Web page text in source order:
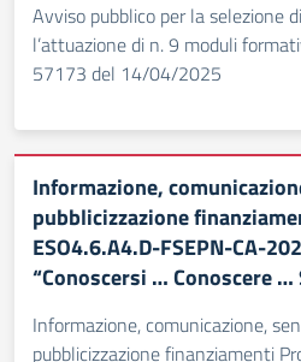
Avviso pubblico per la selezione
l’attuazione di n. 9 moduli
57173 del 14/04/2025
Informazione,
pubblicizzazione
ESO4.6.A4.D-FSEPN-CA-
“Conoscersi … Conoscere …
Informazione, comunicazione,
pubblicizzazione finanziamenti